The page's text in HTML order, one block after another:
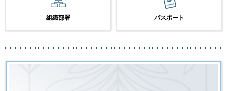
組織部署 パスポート